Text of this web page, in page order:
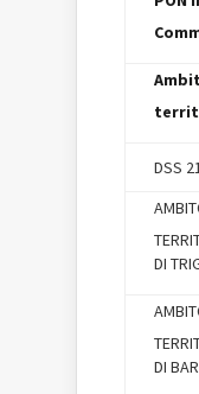
DSS
DI
DI